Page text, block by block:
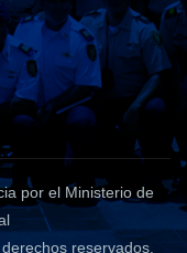
por el Ministerio de
reservados.